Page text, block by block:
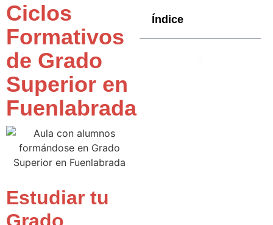
Ciclos
Formativos
de Grado
Superior en
Fuenlabrada
Estudiar tu
Grado
Índice